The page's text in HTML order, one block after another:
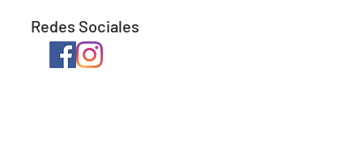
Redes Sociales